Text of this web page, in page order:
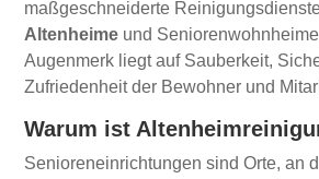
maßgeschneiderte
Altenheime und
Augenmerk liegt auf Sauberkeit,
Zufriedenheit der Bewohner und
Warum ist
Senioreneinrichtungen sind Orte, an